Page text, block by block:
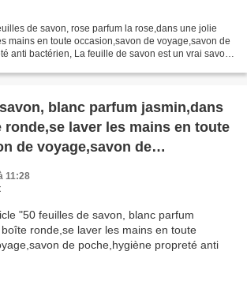
de savon, rose parfum la rose,dans une jolie
mains en toute occasion,savon de voyage,savon de
anti bactérien, La feuille de savon est un vrai savon
blanc parfum jasmin,dans
ronde,se laver les mains en toute
de voyage,savon de
propreté anti bactérien
11:28